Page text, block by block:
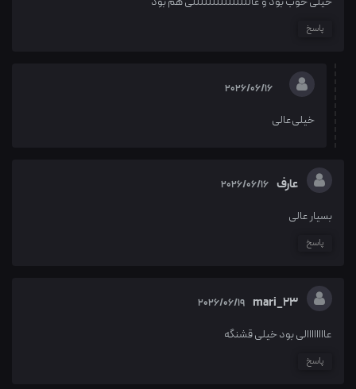
پاسخ
2026/06/16
خیلی‌عالی
عارف 2026/06/16
بسیار عالی
پاسخ
mari_23
2026/06/19
عاااااااالی بود خیلی قشنگه
پاسخ